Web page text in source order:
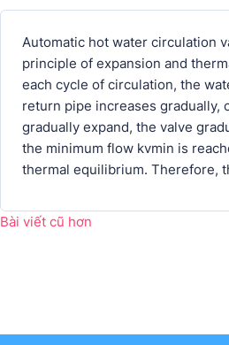
Automatic hot water circulation
principle of expansion and
each cycle of circulation, the
return pipe increases gradually,
gradually expand, the valve
the minimum flow kvmin is
thermal equilibrium. Therefore,
Điều hướng bài viết
Bài viết cũ hơn